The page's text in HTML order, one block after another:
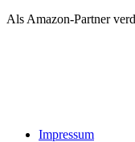
Als Amazon-Partner
Impressum